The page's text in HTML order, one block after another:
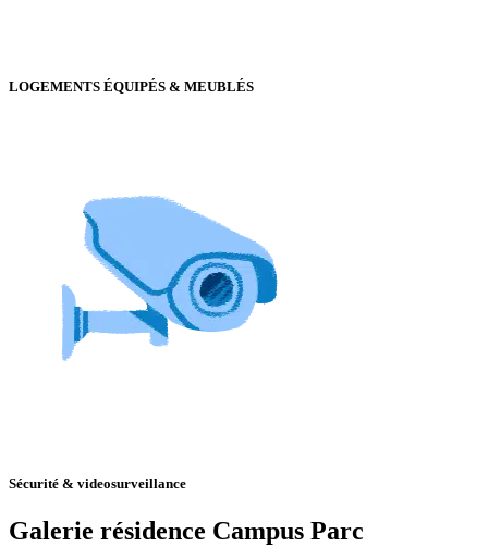
LOGEMENTS ÉQUIPÉS & MEUBLÉS
Sécurité & videosurveillance
Galerie résidence Campus Parc